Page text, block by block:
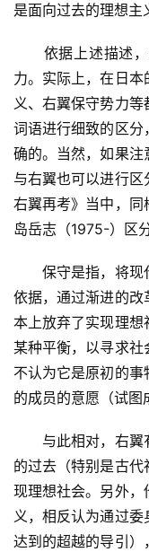
是面向过去的理想主
依据上述描述，
力。实际上，在日
义、右翼保守势力
词语进行细致的区分
确的。当然，如果注
与右翼也可以进行
右翼再考》当中，同
岛岳志（1975-）区分
保守是指，将现
依据，通过渐进的改
本上放弃了实现理
某种平衡，以寻求
不认为它是原初的
的成员的意愿（试图
与此相对，右翼
的过去（特别是古
现理想社会。另外，
义，相反认为通过
达到的超越的导引）